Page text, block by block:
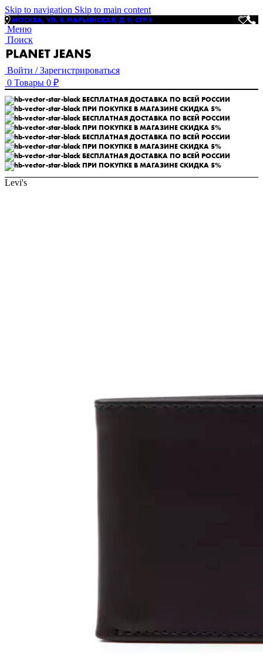
Skip to navigation Skip to main content
МОСКВА, УЛ. Б.МАРЬИНСКАЯ, Д.9, СТР.1
Меню
Поиск
Войти / Зарегистрироваться
0 Товары 0 ₽
БЕСПЛАТНАЯ ДОСТАВКА ПО ВСЕЙ РОССИИ
ПРИ ПОКУПКЕ В МАГАЗИНЕ СКИДКА 5%
БЕСПЛАТНАЯ ДОСТАВКА ПО ВСЕЙ РОССИИ
ПРИ ПОКУПКЕ В МАГАЗИНЕ СКИДКА 5%
БЕСПЛАТНАЯ ДОСТАВКА ПО ВСЕЙ РОССИИ
ПРИ ПОКУПКЕ В МАГАЗИНЕ СКИДКА 5%
БЕСПЛАТНАЯ ДОСТАВКА ПО ВСЕЙ РОССИИ
ПРИ ПОКУПКЕ В МАГАЗИНЕ СКИДКА 5%
Levi's